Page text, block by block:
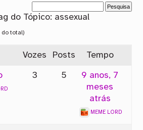
do Tópico: assexual
do total)
Vozes Posts Tempo
3 5
9 anos, 7
meses
atrás
MEME LORD